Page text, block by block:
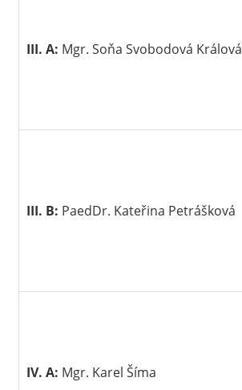
III. A: Mgr. Soňa Svobodová Králová
III. B: PaedDr. Kateřina Petrášková
IV. A: Mgr. Karel Šíma